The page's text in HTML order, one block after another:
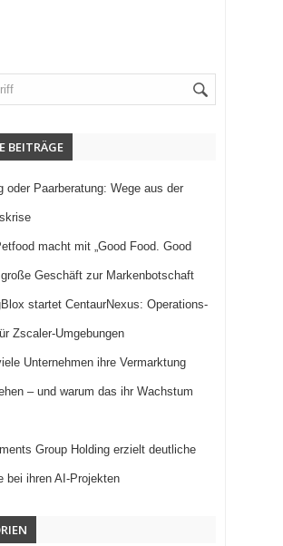
BEITRÄGE
oder Paarberatung: Wege aus der
macht mit „Good Food. Good
große Geschäft zur Markenbotschaft
startet CentaurNexus: Operations-
Zscaler-Umgebungen
Unternehmen ihre Vermarktung
– und warum das ihr Wachstum
Group Holding erzielt deutliche
bei ihren AI-Projekten